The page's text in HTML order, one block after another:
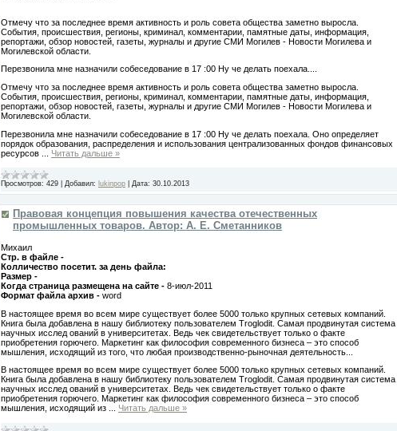
Отмечу что за последнее время активность и роль совета общества заметно выросла.
События, происшествия, регионы, криминал, комментарии, памятные даты, информация,
репортажи, обзор новостей, газеты, журналы и другие СМИ Могилев - Новости Могилева и
Могилевской области.
Перезвонила мне назначили собеседование в 17 :00 Ну че делать поехала....
Отмечу что за последнее время активность и роль совета общества заметно выросла.
События, происшествия, регионы, криминал, комментарии, памятные даты, информация,
репортажи, обзор новостей, газеты, журналы и другие СМИ Могилев - Новости Могилева и
Могилевской области.
Перезвонила мне назначили собеседование в 17 :00 Ну че делать поехала. Оно определяет
порядок образования, распределения и использования централизованных фондов финансовых
ресурсов
Читать дальше »
Просмотров: 429 Добавил: lukinpop Дата: 30.10.2013
Правовая концепция повышения качества отечественных
промышленных товаров. Автор: А. Е. Сметанников
Михаил
Стр. в файле -
Колличество посетит. за день файла:
Размер -
Когда страница размещена на сайте - 8-июл-2011
Формат файла архив - word
В настоящее время во всем мире существует более 5000 только крупных сетевых компаний.
Книга была добавлена в нашу библиотеку пользователем Troglodit. Самая продвинутая система
научных исслед ований в университетах. Ведь чек свидетельствует только о факте
приобретения горючего. Маркетинг как философия современного бизнеса – это способ
мышления, исходящий из того, что любая производственно-рыночная деятельность...
В настоящее время во всем мире существует более 5000 только крупных сетевых компаний.
Книга была добавлена в нашу библиотеку пользователем Troglodit. Самая продвинутая система
научных исслед ований в университетах. Ведь чек свидетельствует только о факте
приобретения горючего. Маркетинг как философия современного бизнеса – это способ
мышления, исходящий из
Читать дальше »